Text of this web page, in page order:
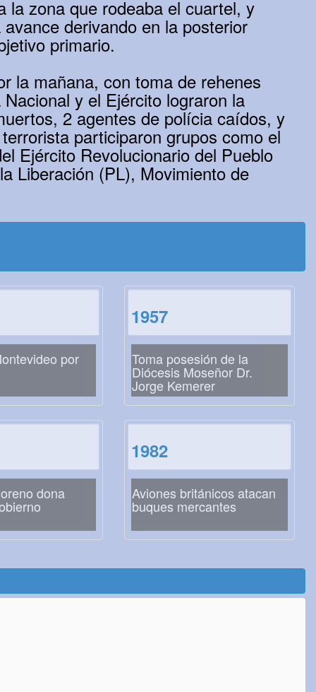
la zona que rodeaba el cuartel, y
derivando en la posterior
primario.
la mañana, con toma de rehenes
y el Ejército lograron la
2 agentes de polícia caídos, y
participaron grupos como el
Ejército Revolucionario del Pueblo
Liberación (PL), Movimiento de
por
1957
Toma posesión de la
Diócesis Moseñor Dr.
Jorge Kemerer
dona
1982
Aviones británicos atacan
buques mercantes